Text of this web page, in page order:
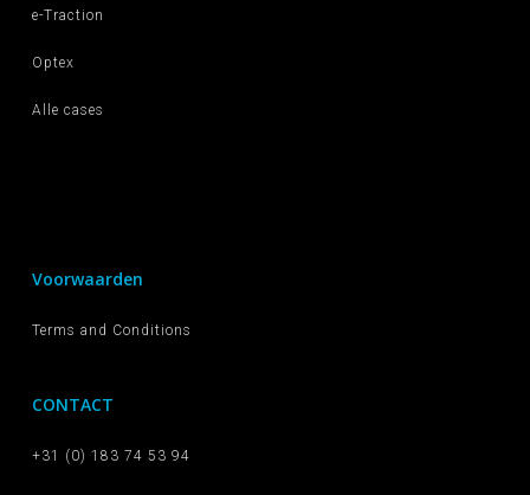
e-Traction
Optex
Alle cases
Voorwaarden
Terms and Conditions
CONTACT
+31 (0) 183 74 53 94